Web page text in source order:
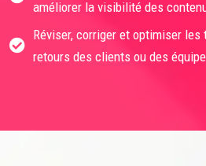
améliorer la visibilité des
Réviser, corriger et optimiser
retours des clients ou des